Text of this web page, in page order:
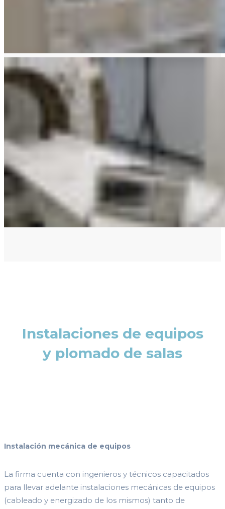
Instalaciones de equipos
y plomado de salas
Instalación mecánica de equipos
La firma cuenta con ingenieros y técnicos capacitados
para llevar adelante instalaciones mecánicas de equipos
(cableado y energizado de los mismos) tanto de